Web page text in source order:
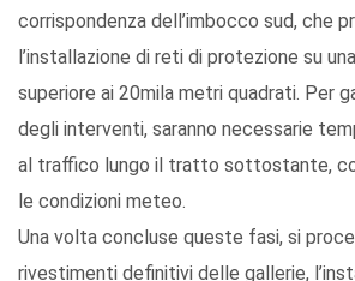
corrispondenza dell’imbocco sud, che
l’installazione di reti di protezione su
superiore ai 20mila metri quadrati. Per
degli interventi, saranno necessarie
al traffico lungo il tratto sottostante,
le condizioni meteo.
Una volta concluse queste fasi, si
rivestimenti definitivi delle gallerie,